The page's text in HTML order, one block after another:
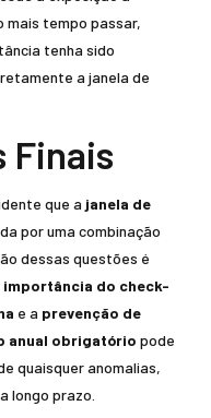
mais tempo passar,
tenha sido
a janela de
Finais
que a janela de
por uma combinação
dessas questões é
importância do check-
e a prevenção de
anual obrigatório pode
quaisquer anomalias,
longo prazo.